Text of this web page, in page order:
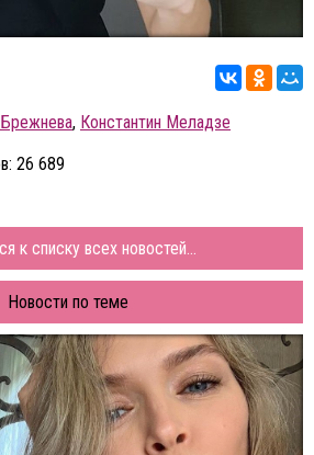
, Константин Меладзе
26 689
к списку всех новостей...
Новости по теме